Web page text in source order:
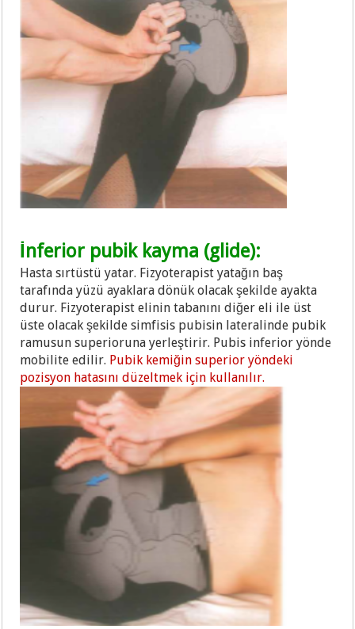
İnferior pubik kayma (glide):
Hasta sırtüstü yatar. Fizyoterapist yatağın baş
tarafında yüzü ayaklara dönük olacak şekilde ayakta
durur. Fizyoterapist elinin tabanını diğer eli ile üst
üste olacak şekilde simfisis pubisin lateralinde pubik
ramusun superioruna yerleştirir. Pubis inferior yönde
mobilite edilir. Pubik kemiğin superior yöndeki
pozisyon hatasını düzeltmek için kullanılır.